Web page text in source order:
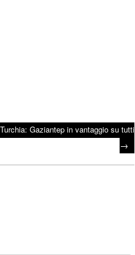
Gaziantep in vantaggio su tutti
→